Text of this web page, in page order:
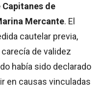
de
Mercante. El
cautelar previa,
de validez
había sido declarado
en causas vinculadas